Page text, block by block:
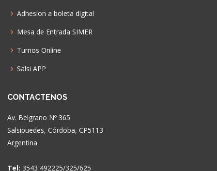
Adhesion a boleta digital
Mesa de Entrada SIMER
Turnos Online
Salsi APP
CONTACTENOS
Av. Belgrano Nº 365
Salsipuedes, Córdoba, CP5113
Argentina
Tel: 3543 492225/325/625